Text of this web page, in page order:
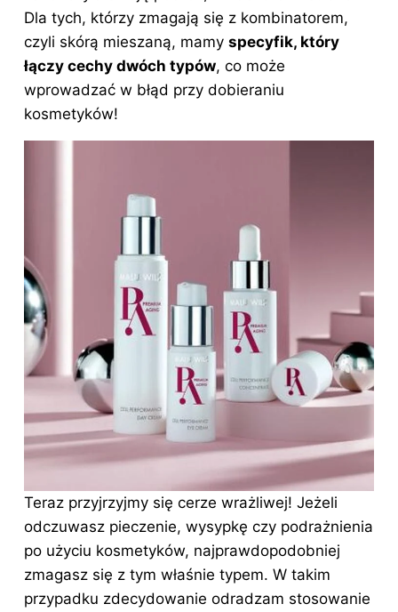
Dla tych, którzy zmagają się z kombinatorem,
czyli skórą mieszaną, mamy specyfik, który
łączy cechy dwóch typów, co może
wprowadzać w błąd przy dobieraniu
kosmetyków!
Teraz przyjrzyjmy się cerze wrażliwej! Jeżeli
odczuwasz pieczenie, wysypkę czy podrażnienia
po użyciu kosmetyków, najprawdopodobniej
zmagasz się z tym właśnie typem. W takim
przypadku zdecydowanie odradzam stosowanie